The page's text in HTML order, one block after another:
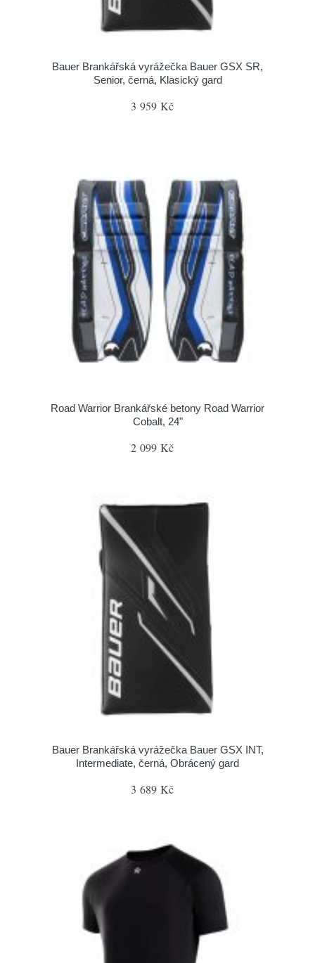
Bauer Brankářská vyrážečka Bauer GSX SR,
Senior, černá, Klasický gard
3 959 Kč
Road Warrior Brankářské betony Road Warrior
Cobalt, 24"
2 099 Kč
Bauer Brankářská vyrážečka Bauer GSX INT,
Intermediate, černá, Obrácený gard
3 689 Kč